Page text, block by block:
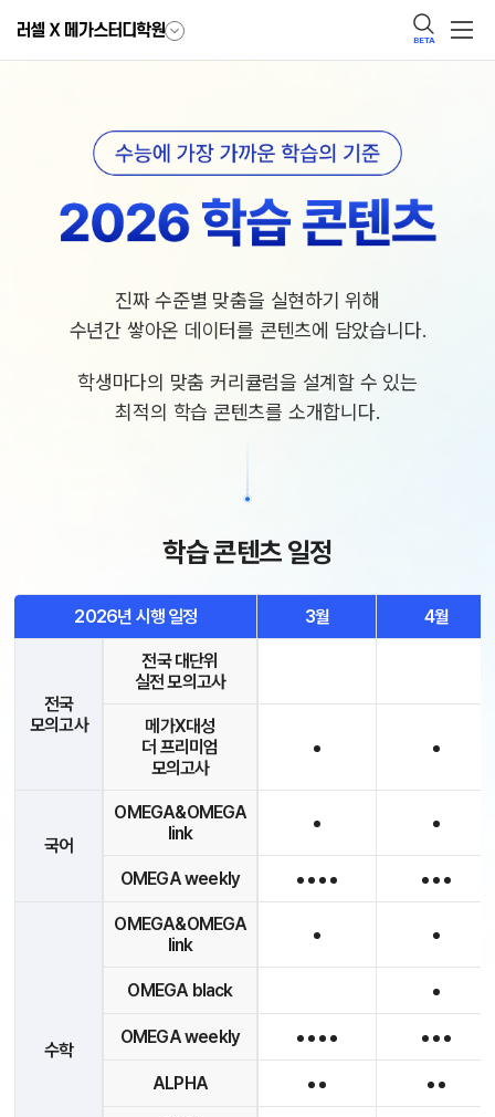
BETA
진짜 수준별 맞춤을 실현하기 위해
수년간 쌓아온 데이터를 콘텐츠에 담았습니다.
학생마다의 맞춤 커리큘럼을 설계할 수 있는
최적의 학습 콘텐츠를 소개합니다.
학습 콘텐츠 일정
2026년 시행 일정 3월 4월
전국
모의고사
전국 대단위
실전 모의고사
메가X대성
더 프리미엄
모의고사
국어
OMEGA&OMEGA
link
OMEGA weekly
수학
OMEGA&OMEGA
link
OMEGA black
OMEGA weekly
ALPHA